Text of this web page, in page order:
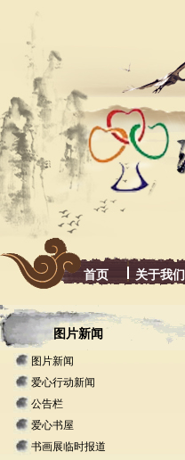
首页 关于我们
图片新闻
图片新闻
爱心行动新闻
公告栏
爱心书屋
书画展临时报道